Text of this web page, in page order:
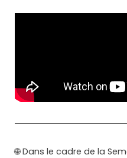
🌐 Dans le cadre de la